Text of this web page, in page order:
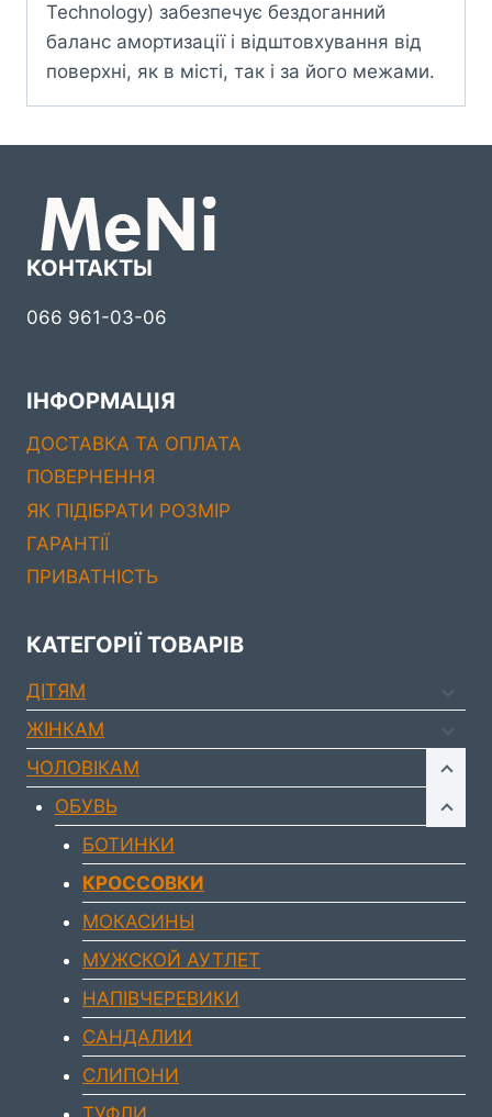
Technology) забезпечує бездоганний
баланс амортизації і відштовхування від
поверхні, як в місті, так і за його межами.
КОНТАКТЫ
066 961-03-06
ІНФОРМАЦІЯ
ДОСТАВКА ТА ОПЛАТА
ПОВЕРНЕННЯ
ЯК ПІДІБРАТИ РОЗМІР
ГАРАНТІЇ
ПРИВАТНІСТЬ
КАТЕГОРІЇ ТОВАРІВ
ДIТЯМ
ЖIНКАМ
ЧОЛОВIКАМ
ОБУВЬ
БОТИНКИ
КРОССОВКИ
МОКАСИНЫ
МУЖСКОЙ АУТЛЕТ
НАПІВЧЕРЕВИКИ
САНДАЛИИ
СЛИПОНИ